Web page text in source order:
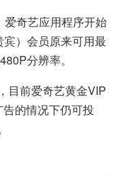
爱奇艺应用程序开始
）会员原来可用最
分辨率。
目前爱奇艺黄金VIP
的情况下仍可投